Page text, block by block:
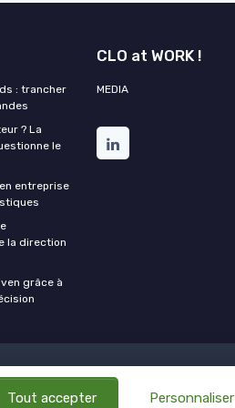
: trancher
? La
le
entreprise
la direction
grâce à
CLO at WORK !
MEDIA
Tout accepter Personnaliser